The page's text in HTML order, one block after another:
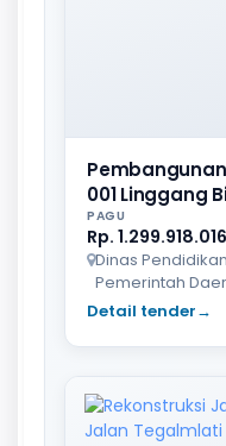
Pembangunan
001 Linggang
PAGU
Rp.
Dinas
Pemerintah
Detail tender→